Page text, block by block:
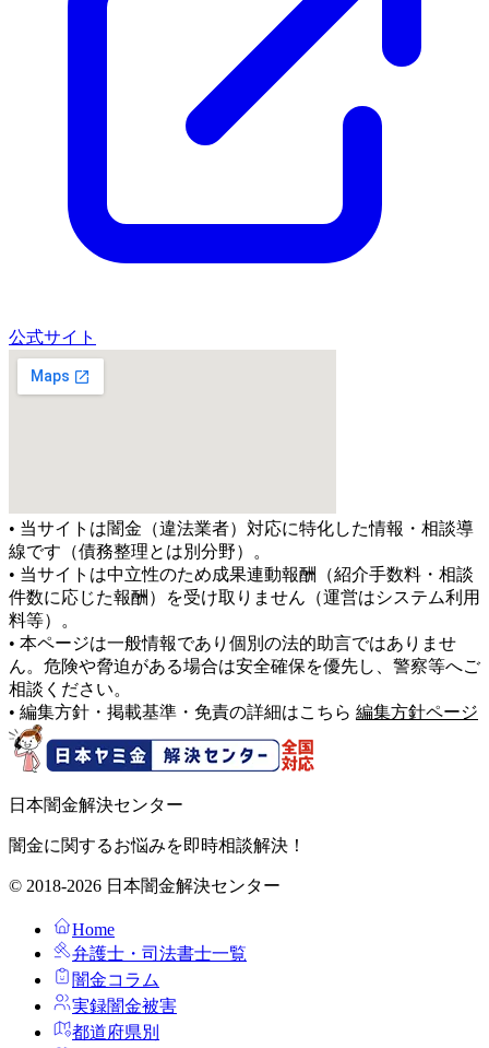
公式サイト
• 当サイトは闇金（違法業者）対応に特化した情報・相談導
線です（債務整理とは別分野）。
• 当サイトは中立性のため成果連動報酬（紹介手数料・相談
件数に応じた報酬）を受け取りません（運営はシステム利用
料等）。
• 本ページは一般情報であり個別の法的助言ではありませ
ん。危険や脅迫がある場合は安全確保を優先し、警察等へご
相談ください。
• 編集方針・掲載基準・免責の詳細はこちら 編集方針ページ
日本闇金解決センター
闇金に関するお悩みを即時相談解決！
© 2018-2026 日本闇金解決センター
Home
弁護士・司法書士一覧
闇金コラム
実録闇金被害
都道府県別